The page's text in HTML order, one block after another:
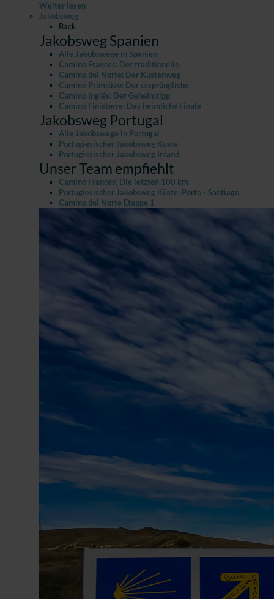
Weiter lesen
Jakobsweg
Back
Jakobsweg Spanien
Alle Jakobswege in Spanien
Camino Frances: Der traditionelle
Camino del Norte: Der Küstenweg
Camino Primitivo: Der ursprüngliche
Camino Inglés: Der Geheimtipp
Camino Finisterre: Das heimliche Finale
Jakobsweg Portugal
Alle Jakobswege in Portugal
Portugiesischer Jakobsweg Küste
Portugiesischer Jakobsweg Inland
Unser Team empfiehlt
Camino Frances: Die letzten 100 km
Portugiesischer Jakobsweg Küste: Porto - Santiago
Camino del Norte Etappe 1